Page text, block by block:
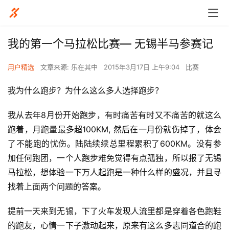
我的第一个马拉松比赛— 无锡半马参赛记
用户精选 文章来源: 乐在其中 2015年3月17日 上午9:04 比赛
我为什么跑步？为什么这么多人选择跑步？
我从去年8月份开始跑步，有时痛苦有时又不痛苦的就这么
跑着，月跑量最多超100KM, 然后在一月份就伤掉了，体会
了不能跑的忧伤。陆陆续续总里程累积了600KM。没有参
加任何跑团，一个人跑步难免觉得有点孤独，所以报了无锡
马拉松，想体验一下万人起跑是一种什么样的盛况，并且寻
找着上面两个问题的答案。
提前一天来到无锡，下了火车发现人流里都是穿着各色跑鞋
的跑友，心情一下子激动起来，原来有这么多志同道合的跑